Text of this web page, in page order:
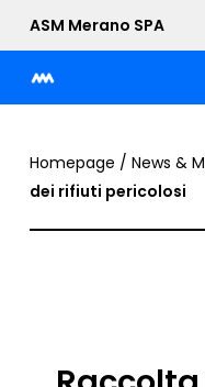
main
content
ASM Merano SPA
Homepage / News &
dei rifiuti pericolosi